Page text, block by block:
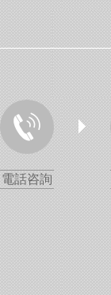
電話咨詢